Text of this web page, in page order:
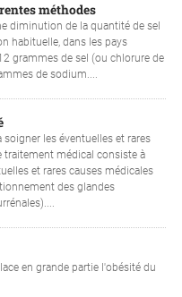
méthodes
diminution de la quantité de sel
habituelle, dans les pays
grammes de sel (ou chlorure de
de sodium....
les éventuelles et rares
traitement médical consiste à
et rares causes médicales
des glandes
en grande partie l'obésité du